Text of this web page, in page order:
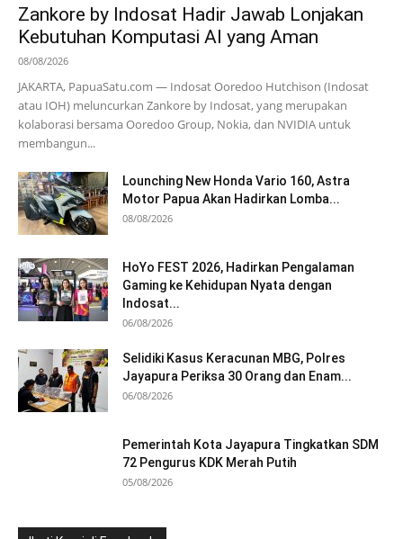
Zankore by Indosat Hadir Jawab Lonjakan
Kebutuhan Komputasi AI yang Aman
08/08/2026
JAKARTA, PapuaSatu.com — Indosat Ooredoo Hutchison (Indosat
atau IOH) meluncurkan Zankore by Indosat, yang merupakan
kolaborasi bersama Ooredoo Group, Nokia, dan NVIDIA untuk
membangun...
Lounching New Honda Vario 160, Astra
Motor Papua Akan Hadirkan Lomba...
08/08/2026
HoYo FEST 2026, Hadirkan Pengalaman
Gaming ke Kehidupan Nyata dengan
Indosat...
06/08/2026
Selidiki Kasus Keracunan MBG, Polres
Jayapura Periksa 30 Orang dan Enam...
06/08/2026
Pemerintah Kota Jayapura Tingkatkan SDM
72 Pengurus KDK Merah Putih
05/08/2026